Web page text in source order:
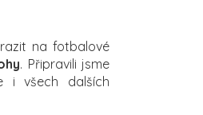
na fotbalové
. Připravili jsme
i všech dalších